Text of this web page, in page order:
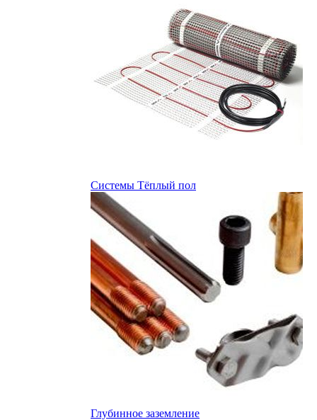
Системы Тёплый пол
Глубинное заземление